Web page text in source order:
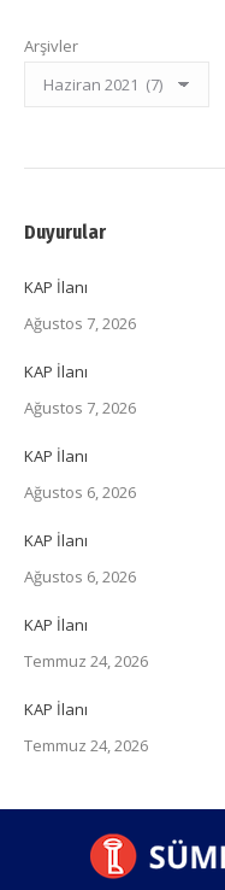
Arşivler
Duyurular
KAP İlanı
Ağustos 7, 2026
KAP İlanı
Ağustos 7, 2026
KAP İlanı
Ağustos 6, 2026
KAP İlanı
Ağustos 6, 2026
KAP İlanı
Temmuz 24, 2026
KAP İlanı
Temmuz 24, 2026